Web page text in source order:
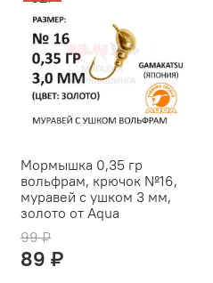
Мормышка 0,35 гр
вольфрам, крючок №16,
муравей с ушком 3 мм,
золото от Aqua
99 ₽
89 ₽